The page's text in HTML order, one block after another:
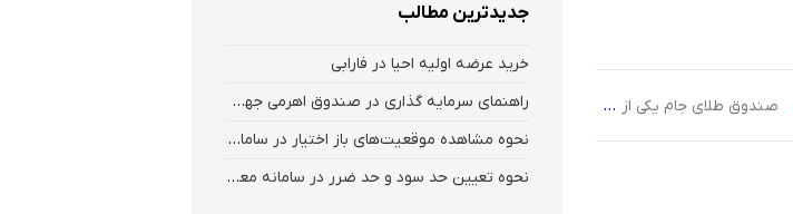
صندوق طلای جام یکی از صندوق‌های قابل معامله (ETF) کارگزاری فارابی با پشتوانه طلا است که به سرمایه‌گذاران این امکان را می‌دهد بدون خرید و نگهداری فیزیکی طلا، از نوسانات قیمت آن بهره‌مند شوند. مشتریان کارگزاری فارابی می‌توانند از طریق سامانه فارابی‌زون به‌سادگی واحدهای این صندوق را خریداری و تنها با پرداخت از طریق درگاه […]
جدیدترین مطالب
خرید عرضه اولیه احیا در فارابی
راهنمای سرمایه گذاری در صندوق اهرمی جهش
نحوه‌ مشاهده‌ موقعیت‌های باز اختیار در سامانه هلیوم و نکست
نحوه تعیین حد سود و حد ضرر در سامانه معاملاتی کارگزاری فارابی